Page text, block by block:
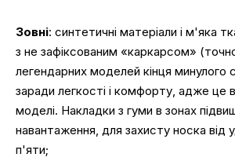
Зовні: синтетичні матеріали і м'яка
з не зафіксованим «каркарсом»
легендарних моделей кінця минулого
заради легкості і комфорту, адже це
моделі. Накладки з гуми в зонах
навантаження, для захисту носка від
п'яти;